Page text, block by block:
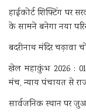
हाईकोर्ट शिफ्टिंग पर
के सामने बनेगा नया
बदरीनाथ मंदिर चढ़ावा
खेल महाकुंभ 2026 : 01
मंच, न्याय पंचायत से
सार्वजनिक स्थान पर